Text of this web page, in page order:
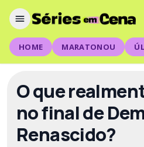
HOME MARATONOU
O que
no final de
Renascido?